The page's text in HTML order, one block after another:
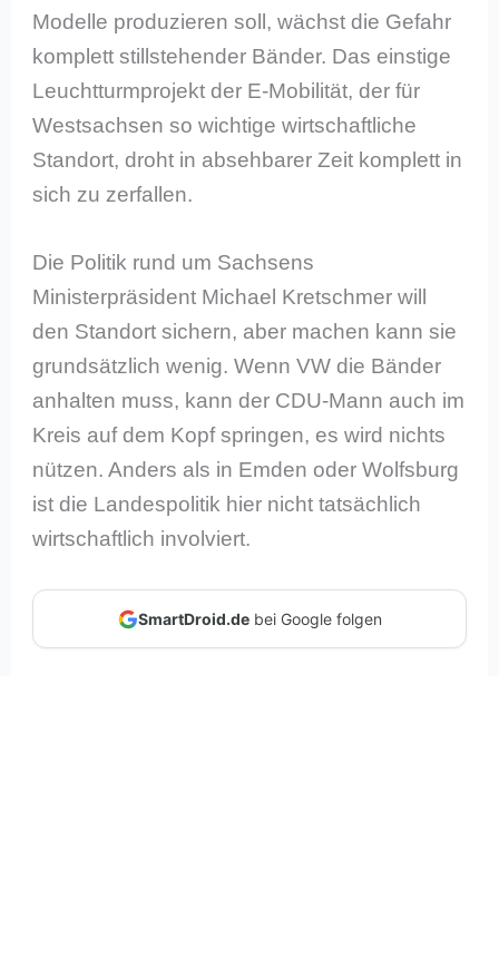
Modelle produzieren soll, wächst die Gefahr
komplett stillstehender Bänder. Das einstige
Leuchtturmprojekt der E-Mobilität, der für
Westsachsen so wichtige wirtschaftliche
Standort, droht in absehbarer Zeit komplett in
sich zu zerfallen.
Die Politik rund um Sachsens
Ministerpräsident Michael Kretschmer will
den Standort sichern, aber machen kann sie
grundsätzlich wenig. Wenn VW die Bänder
anhalten muss, kann der CDU-Mann auch im
Kreis auf dem Kopf springen, es wird nichts
nützen. Anders als in Emden oder Wolfsburg
ist die Landespolitik hier nicht tatsächlich
wirtschaftlich involviert.
SmartDroid.debei Google folgen